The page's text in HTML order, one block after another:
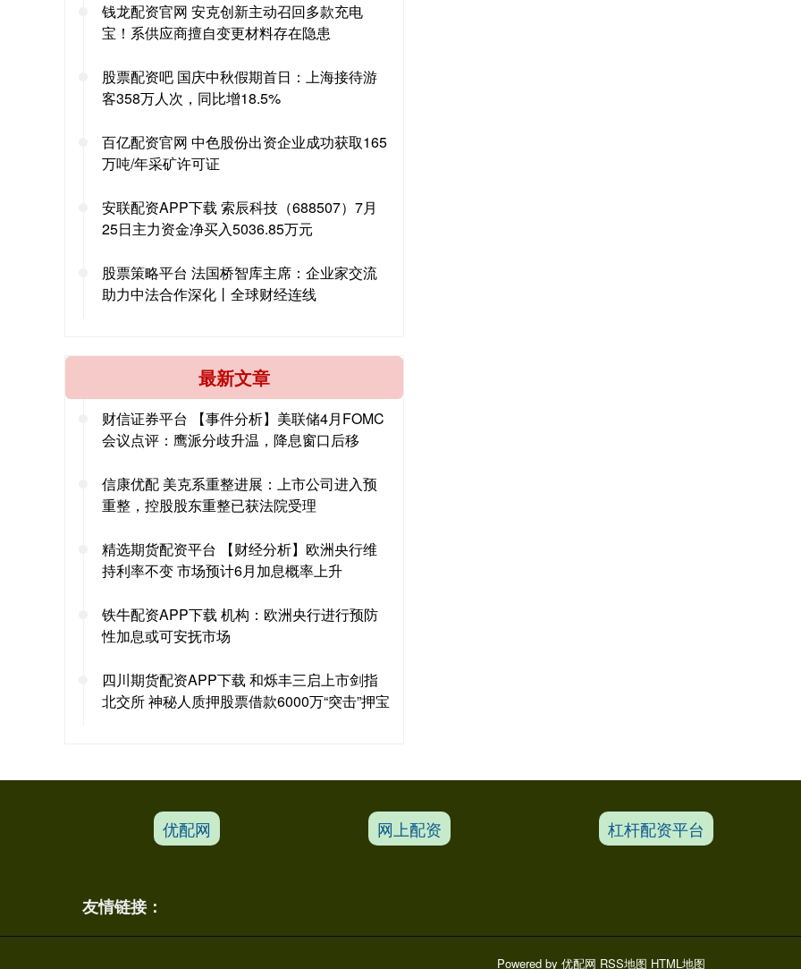
钱龙配资官网 安克创新主动召回多款充电
宝！系供应商擅自变更材料存在隐患
股票配资吧 国庆中秋假期首日：上海接待游
客358万人次，同比增18.5%
百亿配资官网 中色股份出资企业成功获取165
万吨/年采矿许可证
安联配资APP下载 索辰科技（688507）7月
25日主力资金净买入5036.85万元
股票策略平台 法国桥智库主席：企业家交流
助力中法合作深化丨全球财经连线
最新文章
财信证券平台 【事件分析】美联储4月FOMC
会议点评：鹰派分歧升温，降息窗口后移
信康优配 美克系重整进展：上市公司进入预
重整，控股股东重整已获法院受理
精选期货配资平台 【财经分析】欧洲央行维
持利率不变 市场预计6月加息概率上升
铁牛配资APP下载 机构：欧洲央行进行预防
性加息或可安抚市场
四川期货配资APP下载 和烁丰三启上市剑指
北交所 神秘人质押股票借款6000万“突击”押宝
优配网 网上配资 杠杆配资平台
友情链接：
Powered by 优配网 RSS地图 HTML地图